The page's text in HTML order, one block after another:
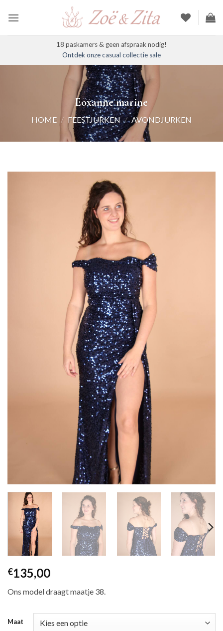
naar
18 paskamers & geen afspraak nodig!
Ontdek onze casual collectie sale
Eoxanne marine
HOME / FEESTJURKEN / AVONDJURKEN
€135,00
Ons model draagt maatje 38.
Maat